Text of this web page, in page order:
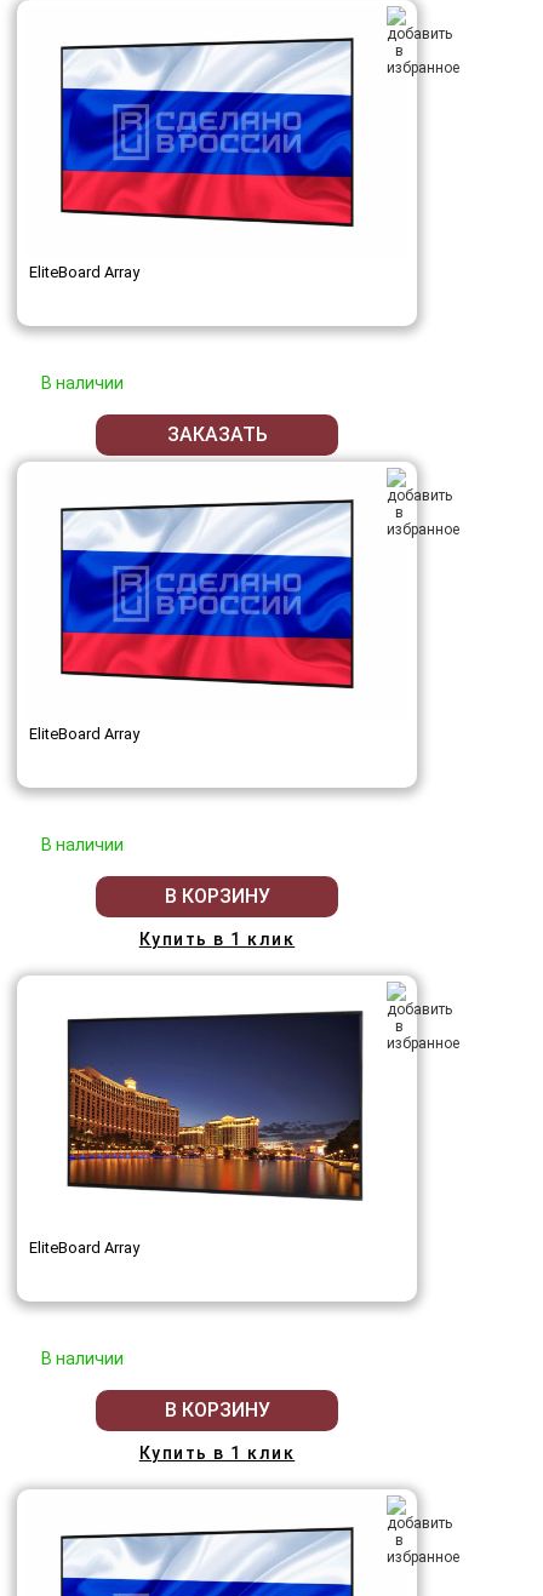
EliteBoard Array
В наличии
ЗАКАЗАТЬ
EliteBoard Array
В наличии
В КОРЗИНУ
Купить в 1 клик
EliteBoard Array
В наличии
В КОРЗИНУ
Купить в 1 клик